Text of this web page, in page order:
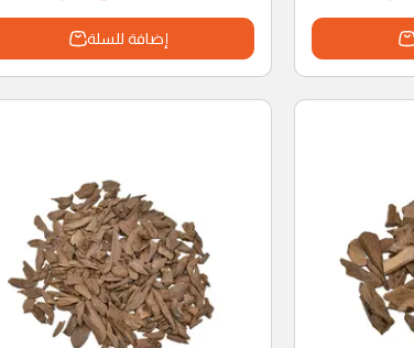
إضافة للسلة